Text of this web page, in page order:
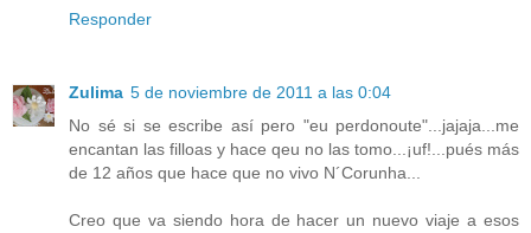
Responder
Zulima 5 de noviembre de 2011 a las 0:04
No sé si se escribe así pero "eu perdonoute"...jajaja...me
encantan las filloas y hace qeu no las tomo...¡uf!...pués más
de 12 años que hace que no vivo N´Corunha...
Creo que va siendo hora de hacer un nuevo viaje a esos